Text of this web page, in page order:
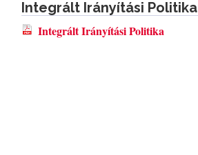
Integrált Irányítási Politika
Integrált Irányítási Politika